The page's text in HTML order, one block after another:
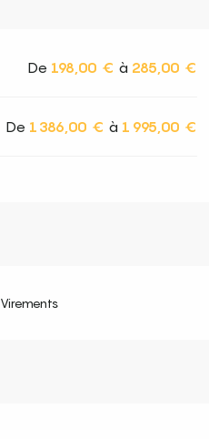
De 198,00 € à 285,00 €
De 1 386,00 € à 1 995,00 €
Virements